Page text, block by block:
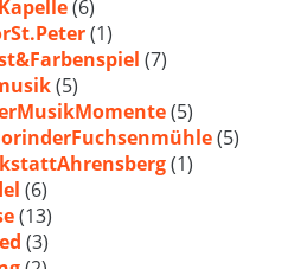
(6)
(1)
(7)
(5)
(5)
(5)
(1)
(6)
(13)
(3)